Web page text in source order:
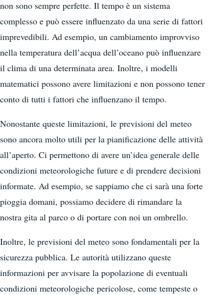
non sono sempre perfette. Il tempo è un sistema
complesso e può essere influenzato da una serie di fattori
imprevedibili. Ad esempio, un cambiamento improvviso
nella temperatura dell’acqua dell’oceano può influenzare
il clima di una determinata area. Inoltre, i modelli
matematici possono avere limitazioni e non possono tener
conto di tutti i fattori che influenzano il tempo.
Nonostante queste limitazioni, le previsioni del meteo
sono ancora molto utili per la pianificazione delle attività
all’aperto. Ci permettono di avere un’idea generale delle
condizioni meteorologiche future e di prendere decisioni
informate. Ad esempio, se sappiamo che ci sarà una forte
pioggia domani, possiamo decidere di rimandare la
nostra gita al parco o di portare con noi un ombrello.
Inoltre, le previsioni del meteo sono fondamentali per la
sicurezza pubblica. Le autorità utilizzano queste
informazioni per avvisare la popolazione di eventuali
condizioni meteorologiche pericolose, come tempeste o